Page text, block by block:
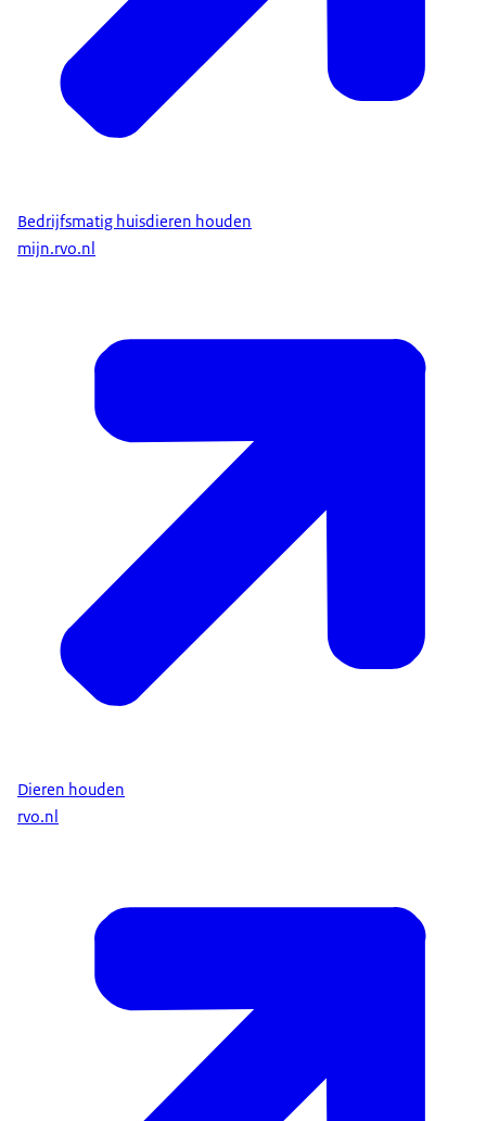
Bedrijfsmatig huisdieren houden
mijn.rvo.nl
Dieren houden
rvo.nl